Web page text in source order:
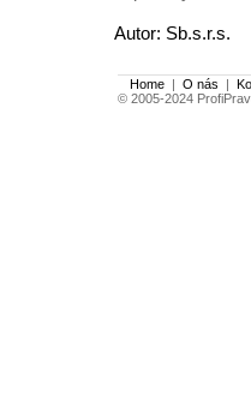
Autor: Sb.s.r.s.
Home | O nás |
© 2005-2024